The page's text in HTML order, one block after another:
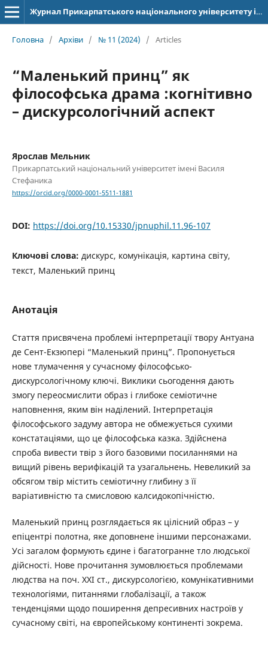
Журнал Прикарпатського національного університету імені Василя Стефаника. Філологія
Головна / Архіви / № 11 (2024) / Articles
“Маленький принц” як
філософська драма :когнітивно
– дискурсологічний аспект
Ярослав Мельник
Прикарпатський національний університет імені Василя
Стефаника
https://orcid.org/0000-0001-5511-1881
DOI: https://doi.org/10.15330/jpnuphil.11.96-107
Ключові слова: дискурс, комунікація, картина світу,
текст, Маленький принц
Анотація
Стаття присвячена проблемі інтерпретації твору Антуана
де Сент-Екзюпері “Маленький принц”. Пропонується
нове тлумачення у сучасному філософсько-
дискурсологічному ключі. Виклики сьогодення дають
змогу переосмислити образ і глибоке семіотичне
наповнення, яким він наділений. Інтерпретація
філософського задуму автора не обмежується сухими
констатаціями, що це філософська казка. Здійснена
спроба вивести твір з його базовими посиланнями на
вищий рівень верифікацій та узагальнень. Невеликий за
обсягом твір містить семіотичну глибину з її
варіативністю та смисловою калсидокопічністю.
Маленький принц розглядається як цілісний образ – у
епіцентрі полотна, яке доповнене іншими персонажами.
Усі загалом формують єдине і багатогранне тло людської
дійсності. Нове прочитання зумовлюється проблемами
людства на поч. ХХІ ст., дискурсологією, комунікативними
технологіями, питаннями глобалізації, а також
тенденціями щодо поширення депресивних настроїв у
сучасному світі, на європейському континенті зокрема.